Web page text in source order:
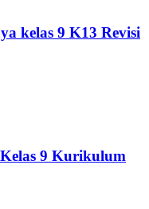
kelas 9 K13 Revisi
9 Kurikulum